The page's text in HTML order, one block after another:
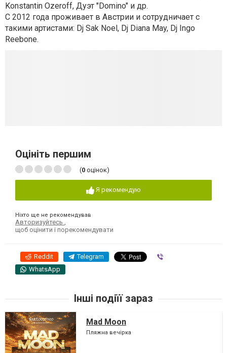
Konstantin Ozeroff, Дуэт "Domino" и др.
С 2012 года проживает в Австрии и сотрудничает с
такими артистами: Dj Sak Noel, Dj Diana May, Dj Ingo
Reebone.
Оцініть першим
(0 оцінок)
Я рекомендую
Ніхто ще не рекомендував
Авторизуйтесь
щоб оцінити і порекомендувати
Reddit Telegram
WhatsApp
Інші подіїї зараз
Mad Moon
Пляжна вечірка